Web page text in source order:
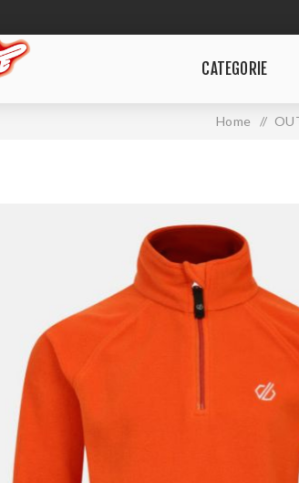
CATEGORIE
Home /